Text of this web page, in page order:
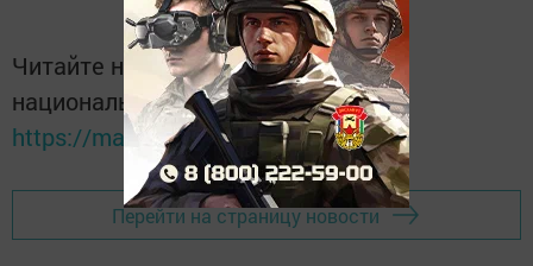
Читайте новости Татарстана в
национальном мессенджере MАХ:
https://max.ru/tatmedia
Перейти на страницу новости